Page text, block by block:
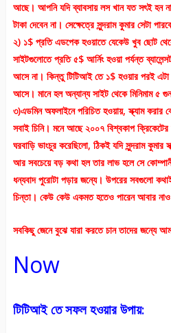
আছে। আপনি যদি ব্যাবসায় লস খান যত সৎই হন
টাকা দেবেন না। সেক্ষেত্রে সুন্দরাম কুমার সেটা পারবে
২) ১$ প্রতি এডপেক হওয়াতে যেকেউ খুব ছোট
সাইটগুলোতে প্রতি ৫$ আর্নিং হওয়া পর্যন্ত
আসে না। কিন্তু টিটিআই তে ১$ হওয়ার পরই
আসে। মানে হল অন্যান্য সাইট থেকে মিনিমাম ৫
৩)এডমিন অফলাইনে পরিচিত হওয়ায়, স্ক্যাম করার
সবাই চিনি। মনে আছে ২০০৭ বিশ্বকাপ
ঘরবাড়ি ভাংচুর করেছিলো, ঠিকই যদি সুন্দরাম কুমার
আর সবচেয়ে বড় কথা হল তার লাভ হলে সে
ধন্যবাদ পুরোটা পড়ার জন্যে। উপরের সবগুলো
চিন্তা। কেউ কেউ একমত হতেও পারেন আবার নাও
সবকিছু জেনে বুঝে যারা করতে চান তাদের জন্যে
Now
টিটিআই তে সফল হওয়ার উপায়: